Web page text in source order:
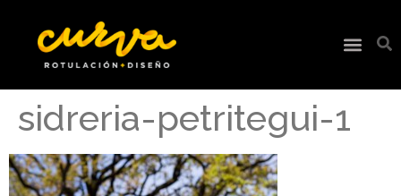
sidreria-petritegui-1